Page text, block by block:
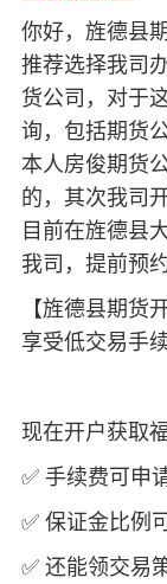
你好，旌德县
推荐选择我司
货公司，对于
询，包括期货
本人房俊期货
的，其次我司
目前在旌德县
我司，提前预
【旌德县期
享受低交易手
现在开户获取福
✅ 手续费可申
✅ 保证金比例
✅ 还能领交易